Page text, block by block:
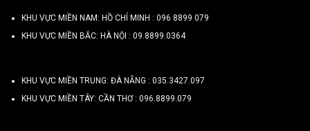
KHU VỰC MIỀN NAM: HỒ CHÍ MINH : 096 8899 079
KHU VỰC MIỀN BẮC: HÀ NỘI : 09.8899.0364
KHU VỰC MIỀN TRUNG: ĐÀ NẴNG : 035.3427.097
KHU VỰC MIỀN TÂY: CẦN THƠ : 096.8899.079